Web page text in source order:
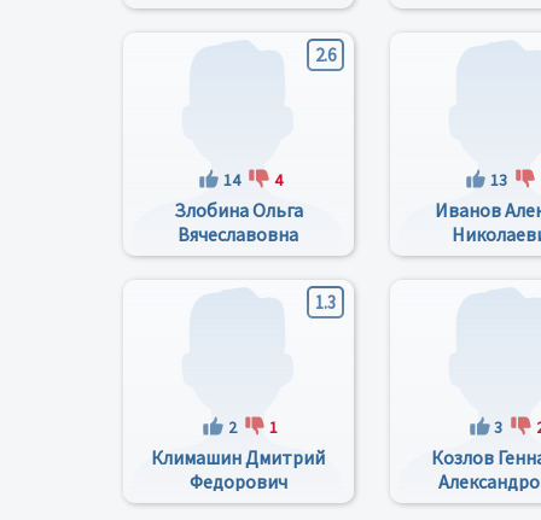
2.6
14 4
Злобина Ольга
Вячеславовна
13
Иванов
1.3
2 1
Климашин Дмитрий
Федорович
3
Козлов